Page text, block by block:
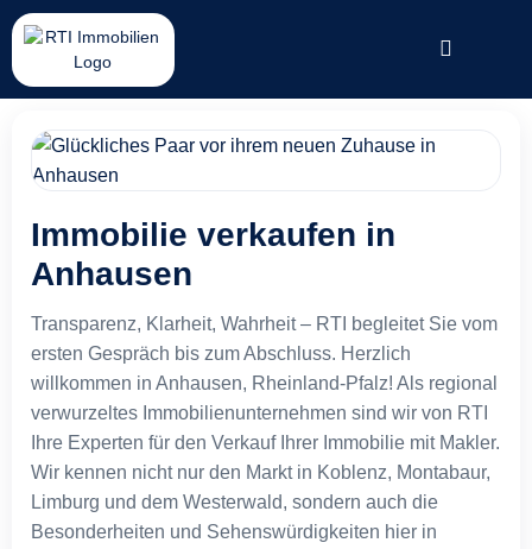
Immobilie verkaufen in
Anhausen
Transparenz, Klarheit, Wahrheit – RTI begleitet Sie vom
ersten Gespräch bis zum Abschluss. Herzlich
willkommen in Anhausen, Rheinland-Pfalz! Als regional
verwurzeltes Immobilienunternehmen sind wir von RTI
Ihre Experten für den Verkauf Ihrer Immobilie mit Makler.
Wir kennen nicht nur den Markt in Koblenz, Montabaur,
Limburg und dem Westerwald, sondern auch die
Besonderheiten und Sehenswürdigkeiten hier in